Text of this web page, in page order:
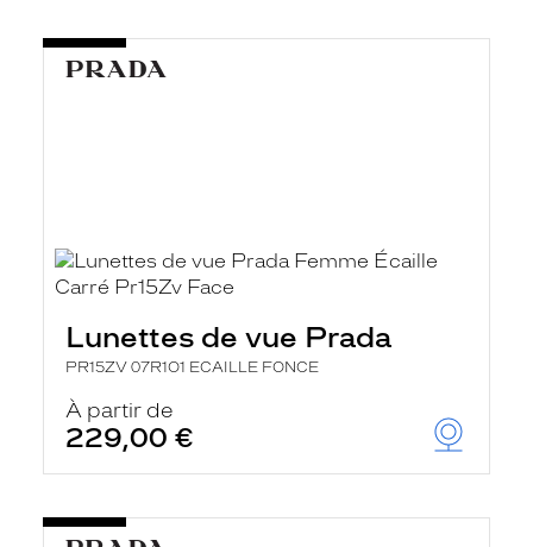
Lunettes de vue Prada
PR15ZV 07R1O1 ECAILLE FONCE
À partir de
229,00 €